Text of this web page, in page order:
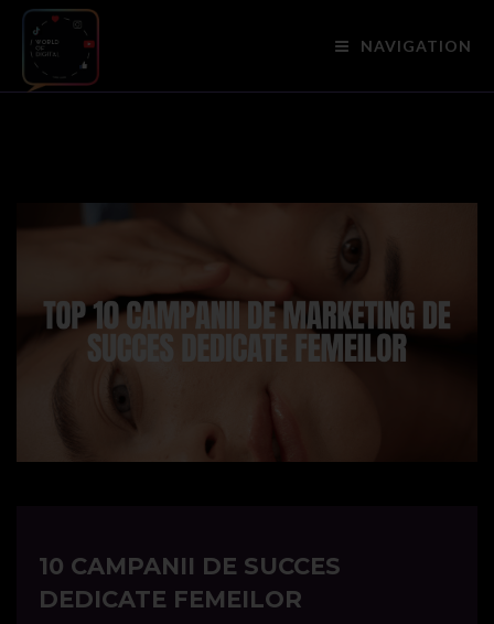
NAVIGATION
10 CAMPANII DE SUCCES
DEDICATE FEMEILOR